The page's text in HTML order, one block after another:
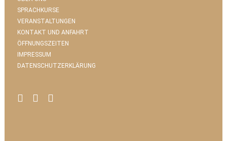
SPRACHKURSE
VERANSTALTUNGEN
KONTAKT UND ANFAHRT
ÖFFNUNGSZEITEN
IMPRESSUM
DATENSCHUTZERKLÄRUNG